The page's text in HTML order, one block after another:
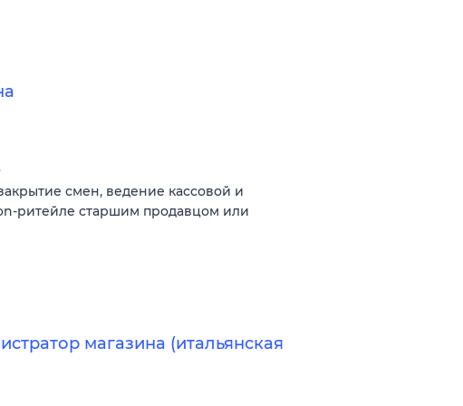
смен, ведение кассовой и
ритейле старшим продавцом или
магазина (итальянская